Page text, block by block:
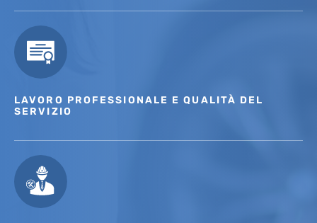
LAVORO PROFESSIONALE E QUALITÀ DEL
SERVIZIO